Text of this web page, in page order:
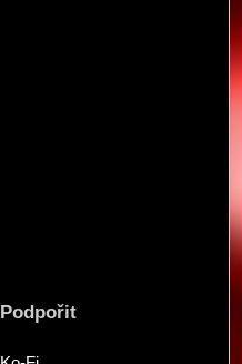
Podpořit